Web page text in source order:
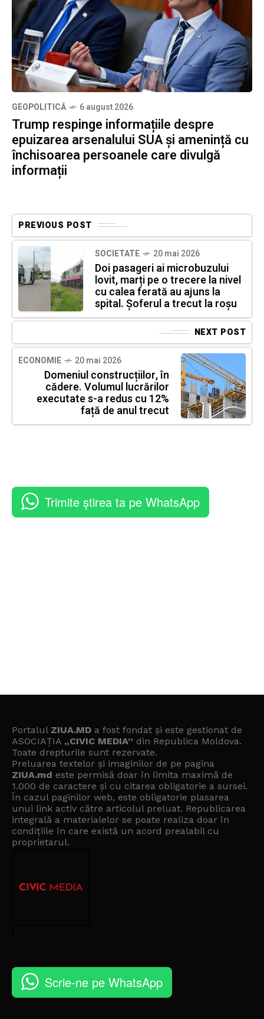
GEOPOLITICĂ 6 august 2026
Trump respinge informațiile despre
epuizarea arsenalului SUA și amenință cu
închisoarea persoanele care divulgă
informații
PREVIOUS POST
SOCIETATE 20 mai 2026
Doi pasageri ai microbuzului
lovit, marți pe o trecere la nivel
cu calea ferată au ajuns la
spital. Șoferul a trecut la roșu
NEXT POST
ECONOMIE 20 mai 2026
Domeniul construcțiilor, în
cădere. Volumul lucrărilor
executate s-a redus cu 12%
față de anul trecut
Trimite știrea ta pe WhatsApp
Portalul ZIUA.MD a fost fondat și este gestionat de
ASOCIAȚIA „CIVIC MEDIA” din Republica Moldova.
Toate drepturile sunt rezervate.
Preluarea textelor și imaginilor de pe pagina
ZIUA.md este permisă doar în limita maximă de
1.000 de caractere și cu citarea obligatorie a sursei.
În cazul paginilor web, este obligatorie plasarea
unui link activ către articolul preluat. Republicarea
integrală a materialelor se poate realiza doar în
condițiile în care există un acord prealabil cu
proprietarul.
Scrie-ne pe WhatsApp